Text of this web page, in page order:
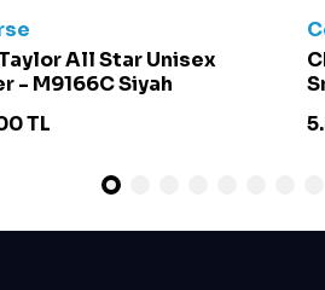
All Star Unisex
- M9166C Siyah
TL